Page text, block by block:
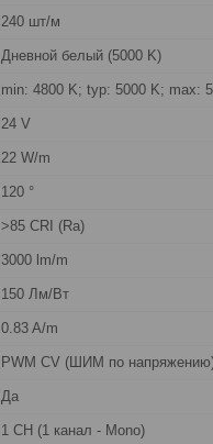
240 шт/м
Дневной белый (5000 K)
min: 4800 K; typ: 5000 K; max:
24 V
22 W/m
120 °
>85 CRI (Ra)
3000 lm/m
150 Лм/Вт
0.83 A/m
PWM СV (ШИМ по
Да
1 CH (1 канал - Mono)